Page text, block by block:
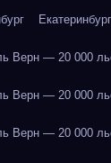
Екатеринбург
Верн — 20 000
Верн — 20 000
Верн — 20 000